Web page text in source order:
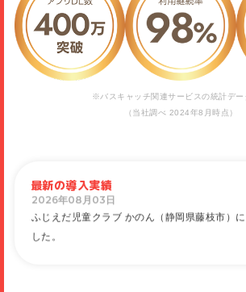
※バスキャッチ関連サービスの統計デー
（当社調べ 2024年8月時点）
最新の導入実績
た。
2026年08月07日
ならいごと.com（兵庫県明石市）にご採用頂
信楽寺保育園（宮崎県児湯郡都）にご採用頂き
した。
2026年08月03日
小諸幼稚園（長野県小諸市）にご採用頂きまし